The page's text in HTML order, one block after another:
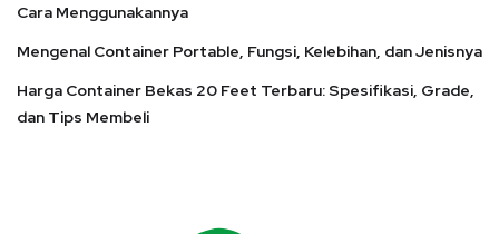
Cara Menggunakannya
Mengenal Container Portable, Fungsi, Kelebihan, dan Jenisnya
Harga Container Bekas 20 Feet Terbaru: Spesifikasi, Grade,
dan Tips Membeli